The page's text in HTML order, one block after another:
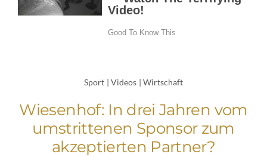
Sport | Videos | Wirtschaft
Wiesenhof: In drei Jahren vom
umstrittenen Sponsor zum
akzeptierten Partner?